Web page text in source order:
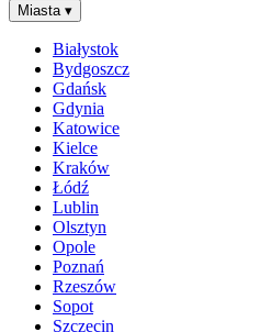
Miasta ▾
Białystok
Bydgoszcz
Gdańsk
Gdynia
Katowice
Kielce
Kraków
Łódź
Lublin
Olsztyn
Opole
Poznań
Rzeszów
Sopot
Szczecin